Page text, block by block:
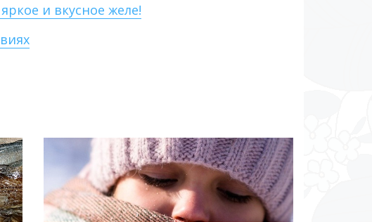
и вкусное желе!